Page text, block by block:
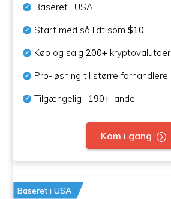
Baseret i USA
Start med så lidt som$10
Køb og salg200+ kryptovalutaer
Pro-løsning til større forhandlere
Tilgængelig i 190+ lande
Kom i gang
Baseret i USA